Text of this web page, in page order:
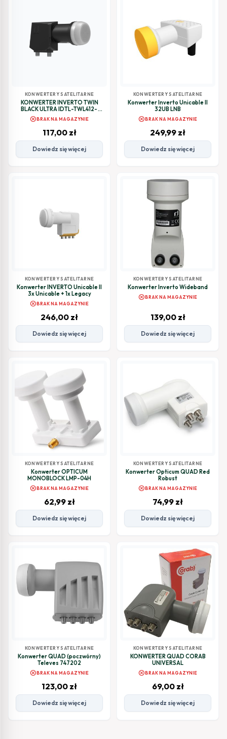
KONWERTERY SATELITARNE
KONWERTER INVERTO TWIN
BLACK ULTRA IDTL-TWL412-
cancelBRAK NA MAGAZYNIE
117,00 zł
Dowiedz się więcej
KONWERTERY SATELITARNE
Konwerter Inverto Unicable II
32UB LNB
cancelBRAK NA MAGAZYNIE
249,99 zł
Dowiedz się więcej
KONWERTERY SATELITARNE
Konwerter INVERTO Unicable II
3x Unicable + 1x Legacy
cancelBRAK NA MAGAZYNIE
246,00 zł
Dowiedz się więcej
KONWERTERY SATELITARNE
Konwerter Inverto Wideband
cancelBRAK NA MAGAZYNIE
139,00 zł
Dowiedz się więcej
KONWERTERY SATELITARNE
Konwerter OPTICUM
MONOBLOCK LMP-04H
cancelBRAK NA MAGAZYNIE
62,99 zł
Dowiedz się więcej
KONWERTERY SATELITARNE
Konwerter Opticum QUAD Red
Robust
cancelBRAK NA MAGAZYNIE
74,99 zł
Dowiedz się więcej
KONWERTERY SATELITARNE
Konwerter QUAD (poczwórny)
Televes 747202
cancelBRAK NA MAGAZYNIE
123,00 zł
Dowiedz się więcej
KONWERTERY SATELITARNE
KONWERTER QUAD CORAB
UNIVERSAL
cancelBRAK NA MAGAZYNIE
69,00 zł
Dowiedz się więcej